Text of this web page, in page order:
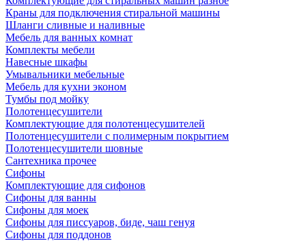
Краны для подключения стиральной машины
Шланги сливные и наливные
Мебель для ванных комнат
Комплекты мебели
Навесные шкафы
Умывальники мебельные
Мебель для кухни эконом
Тумбы под мойку
Полотенцесушители
Комплектующие для полотенцесушителей
Полотенцесушители с полимерным покрытием
Полотенцесушители шовные
Сантехника прочее
Сифоны
Комплектующие для сифонов
Сифоны для ванны
Сифоны для моек
Сифоны для писсуаров, биде, чаш генуя
Сифоны для поддонов